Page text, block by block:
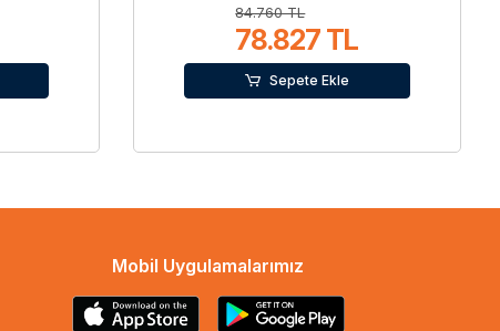
84.760 TL
78.827 TL
Sepete Ekle
Mobil Uygulamalarımız